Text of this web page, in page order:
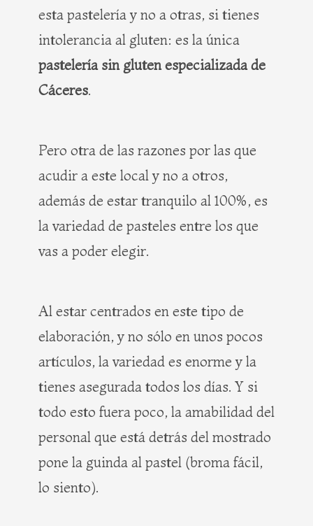
esta pastelería y no a otras, si tienes
intolerancia al gluten: es la única
pastelería sin gluten especializada de
Cáceres.
Pero otra de las razones por las que
acudir a este local y no a otros,
además de estar tranquilo al 100%, es
la variedad de pasteles entre los que
vas a poder elegir.
Al estar centrados en este tipo de
elaboración, y no sólo en unos pocos
artículos, la variedad es enorme y la
tienes asegurada todos los días. Y si
todo esto fuera poco, la amabilidad del
personal que está detrás del mostrado
pone la guinda al pastel (broma fácil,
lo siento).